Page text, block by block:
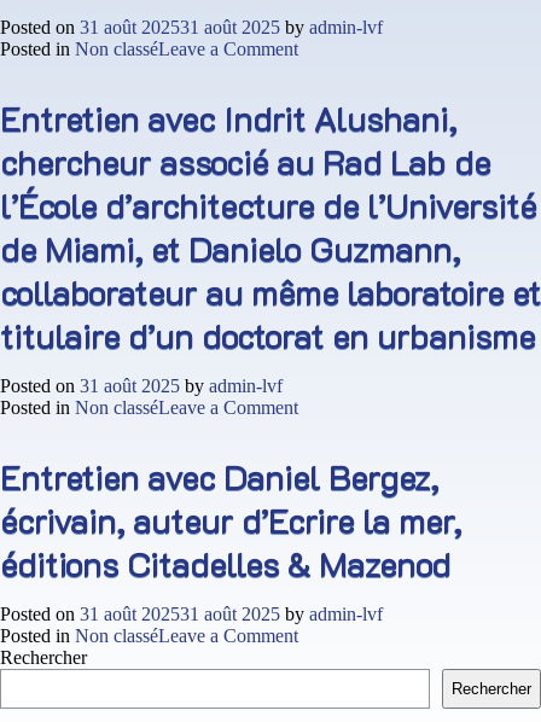
Floride
Posted on 31 août 202531 août 2025 by admin-lvf
Posted in Non classéLeave a Commenton
Rodolphe
el-
Khoury,
architecte
et
doyen
de
l’École
d’architecture
de
l’Université
de
Entretien avec Indrit Alushani,
chercheur associé au Rad Lab de
l’École d’architecture de l’Université
de Miami, et Danielo Guzmann,
collaborateur au même laboratoire et
titulaire d’un doctorat en urbanisme
Posted on 31 août 2025 by admin-lvf
Posted in Non classéLeave a Commenton
Indrit
Alushani,
chercheur
associé
au
Rad
de
l’École
d’architecture
l’Université
Entretien avec Daniel Bergez,
écrivain, auteur d’Ecrire la mer,
éditions Citadelles & Mazenod
Posted on 31 août 202531 août 2025 by admin-lvf
Posted in Non classéLeave a Commenton
Rechercher
Rechercher